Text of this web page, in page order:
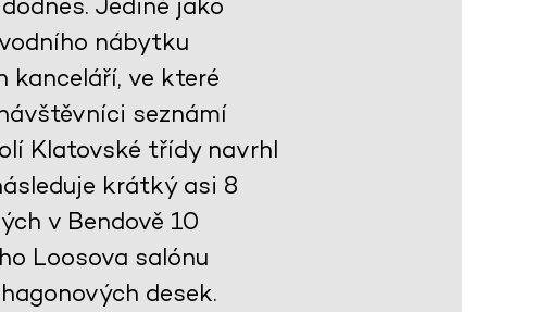
nábytku
kanceláří, ve které
seznámí
Klatovské třídy navrhl
krátký asi 8
v Bendově 10
Loosova salónu
desek.